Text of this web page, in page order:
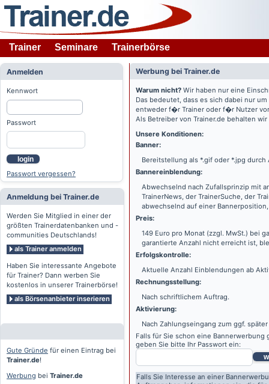
Trainer Seminare Trainerbörse
Anmelden
Kennwort
Passwort
login
Passwort vergessen?
Anmeldung bei Trainer.de
Werden Sie Mitglied in einer der
größten Trainerdatenbanken und -
communities Deutschlands!
als Trainer anmelden
Haben Sie interessante Angebote
für Trainer? Dann werben Sie
kostenlos in unserer Trainerbörse!
als Börsenanbieter inserieren
Gute Gründe für einen Eintrag bei
Trainer.de!
Werbung bei Trainer.de
Werbung bei Trainer.de
Warum nicht? Wir haben nur eine
Das bedeutet, dass es sich dabei nur
entweder f�r Trainer oder f�r Nutzer
Als Betreiber von Trainer.de behalten
Unsere Konditionen:
Banner:
Bereitstellung als *.gif oder *.jpg durch
Bannereinblendung:
Abwechselnd nach Zufallsprinzip mit
TrainerNews, der TrainerSuche, der
abwechselnd auf einer
Preis:
149 Euro pro Monat (zzgl. MwSt.) bei
garantierte Anzahl nicht erreicht ist,
Erfolgskontrolle:
Aktuelle Anzahl Einblendungen ab
Rechnungsstellung:
Nach schriftlichem Auftrag.
Aktivierung:
Nach Zahlungseingang zum ggf.
Falls für Sie schon eine Bannerwerbung
geben Sie bitte Ihr Passwort ein:
Falls Sie Interesse an einer